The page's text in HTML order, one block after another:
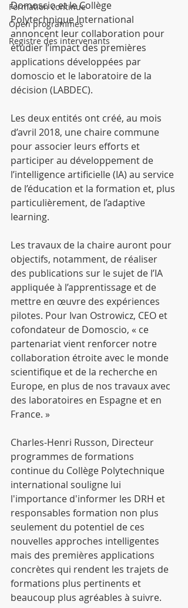
Formation continue
Open programmes
Registre des intervenants
Domoscio et le Collège
Polytechnique International
annoncent leur collaboration pour
étudier l’impact des premières
applications développées par
domoscio et le laboratoire de la
décision (LABDEC).
Les deux entités ont créé, au mois
d’avril 2018, une chaire commune
pour associer leurs efforts et
participer au développement de
l’intelligence artificielle (IA) au service
de l’éducation et la formation et, plus
particulièrement, de l’adaptive
learning.
Les travaux de la chaire auront pour
objectifs, notamment, de réaliser
des publications sur le sujet de l’IA
appliquée à l’apprentissage et de
mettre en œuvre des expériences
pilotes. Pour Ivan Ostrowicz, CEO et
cofondateur de Domoscio, « ce
partenariat vient renforcer notre
collaboration étroite avec le monde
scientifique et de la recherche en
Europe, en plus de nos travaux avec
des laboratoires en Espagne et en
France. »
Charles-Henri Russon, Directeur
programmes de formations
continue du Collège Polytechnique
international souligne lui
l'importance d'informer les DRH et
responsables formation non plus
seulement du potentiel de ces
nouvelles approches intelligentes
mais des premières applications
concrètes qui rendent les trajets de
formations plus pertinents et
beaucoup plus agréables à suivre.